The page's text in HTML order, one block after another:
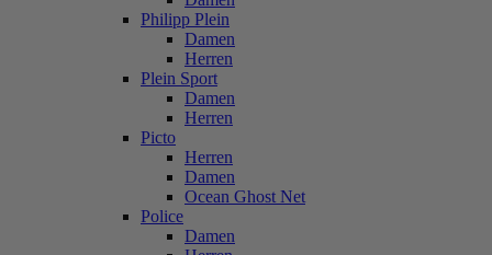
Philipp Plein
Damen
Herren
Plein Sport
Damen
Herren
Picto
Herren
Damen
Ocean Ghost Net
Police
Damen